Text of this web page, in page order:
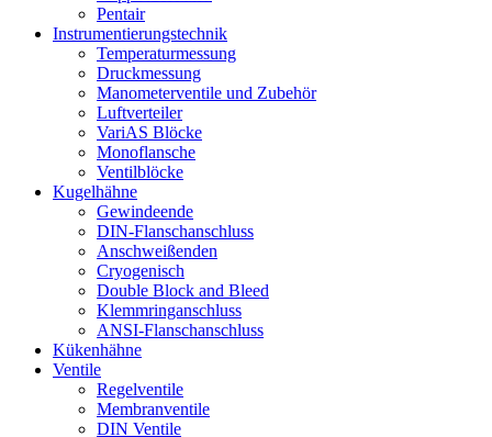
Pentair
Instrumentierungs­technik
Temperaturmessung
Druckmessung
Manometerventile und Zubehör
Luftverteiler
VariAS Blöcke
Monoflansche
Ventilblöcke
Kugelhähne
Gewindeende
DIN-Flanschanschluss
Anschweißenden
Cryogenisch
Double Block and Bleed
Klemmringanschluss
ANSI-Flanschanschluss
Kükenhähne
Ventile
Regelventile
Membranventile
DIN Ventile